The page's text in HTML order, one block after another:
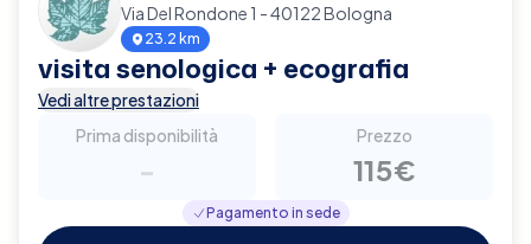
Via Del Rondone 1 - 40122 Bologna
23.2 km
visita senologica + ecografia
Vedi altre prestazioni
Prima disponibilità
-
Prezzo
115€
Pagamento in sede